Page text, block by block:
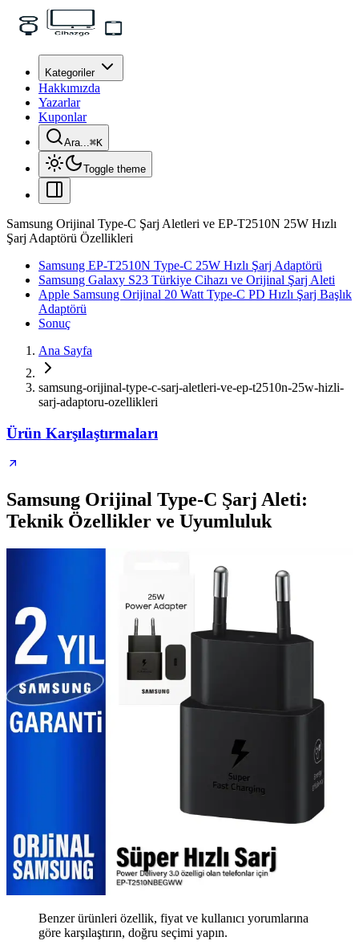
Kategoriler
Hakkımızda
Yazarlar
Kuponlar
Ara...⌘K
Toggle theme
Samsung Orijinal Type-C Şarj Aletleri ve EP-T2510N 25W Hızlı
Şarj Adaptörü Özellikleri
Samsung EP-T2510N Type-C 25W Hızlı Şarj Adaptörü
Samsung Galaxy S23 Türkiye Cihazı ve Orijinal Şarj Aleti
Apple Samsung Orijinal 20 Watt Type-C PD Hızlı Şarj Başlık
Adaptörü
Sonuç
Ana Sayfa
samsung-orijinal-type-c-sarj-aletleri-ve-ep-t2510n-25w-hizli-
sarj-adaptoru-ozellikleri
Ürün Karşılaştırmaları
Samsung Orijinal Type-C Şarj Aleti:
Teknik Özellikler ve Uyumluluk
Benzer ürünleri özellik, fiyat ve kullanıcı yorumlarına
göre karşılaştırın, doğru seçimi yapın.